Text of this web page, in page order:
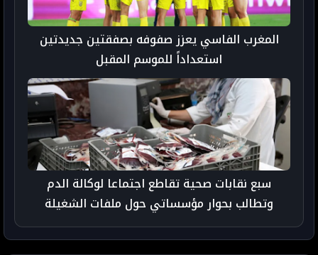
المغرب الفاسي يعزز صفوفه بصفقتين جديدتين
استعداداً للموسم المقبل
سبع نقابات صحية تقاطع اجتماعا لوكالة الدم
وتطالب بحوار مؤسساتي حول ملفات الشغيلة